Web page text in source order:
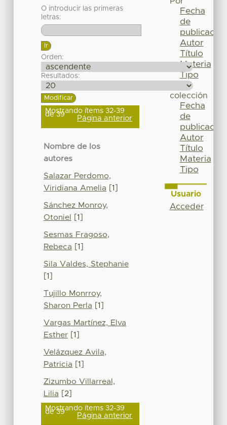
O introducir las primeras
letras:
Orden:
Resultados:
Mostrando ítems 32-39
de 39 Página anterior
Nombre de los
autores
Salazar Perdomo,
Viridiana Amelia [1]
Sánchez Monroy,
Otoniel
[1]
Sesmas Fragoso,
Rebeca [1]
Sila Valdes, Stephanie
[1]
Tujillo Monrroy,
Sharon Perla [1]
Vargas Martínez, Elva
Esther[1]
Velázquez Avila,
Patricia [1]
Zizumbo Villarreal,
Lilia [2]
Mostrando ítems 32-39
de 39 Página anterior
Fecha
de
publicación
Autor
Título
Materia
Tipo
colección
Fecha
de
publicación
Autor
Título
Materia
Tipo
Usuario
Acceder